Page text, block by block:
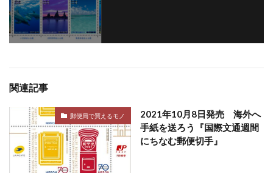
関連記事
郵便局で買えるモノ
2021年10月8日発売 海外へ
手紙を送ろう『国際文通週間
にちなむ郵便切手』